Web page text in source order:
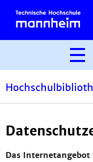
Das Internetangebot